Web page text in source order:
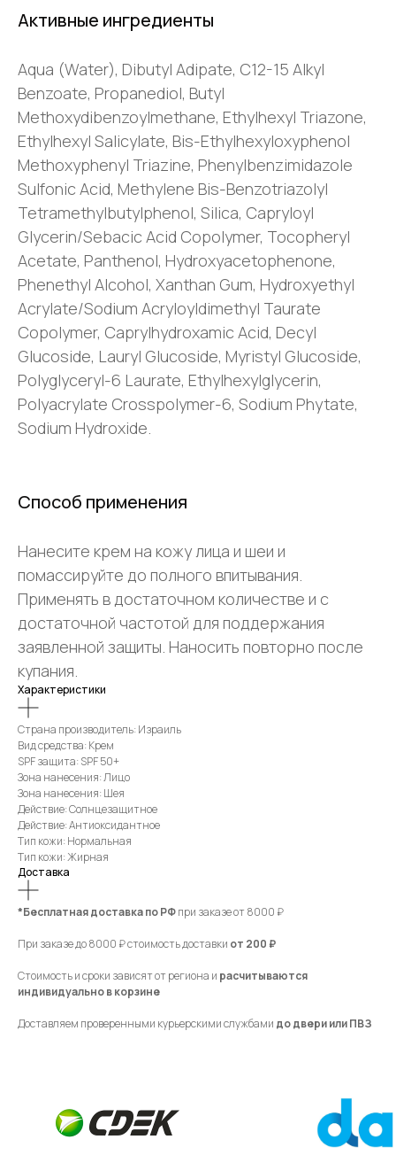
Активные ингредиенты
Aqua (Water), Dibutyl Adipate, C12-15 Alkyl
Benzoate, Propanediol, Butyl
Methoxydibenzoylmethane, Ethylhexyl Triazone,
Ethylhexyl Salicylate, Bis-Ethylhexyloxyphenol
Methoxyphenyl Triazine, Phenylbenzimidazole
Sulfonic Acid, Methylene Bis-Benzotriazolyl
Tetramethylbutylphenol, Silica, Capryloyl
Glycerin/Sebacic Acid Copolymer, Tocopheryl
Acetate, Panthenol, Hydroxyacetophenone,
Phenethyl Alcohol, Xanthan Gum, Hydroxyethyl
Acrylate/Sodium Acryloyldimethyl Taurate
Copolymer, Caprylhydroxamic Acid, Decyl
Glucoside, Lauryl Glucoside, Myristyl Glucoside,
Polyglyceryl-6 Laurate, Ethylhexylglycerin,
Polyacrylate Crosspolymer-6, Sodium Phytate,
Sodium Hydroxide.
Способ применения
Нанесите крем на кожу лица и шеи и
помассируйте до полного впитывания.
Применять в достаточном количестве и с
достаточной частотой для поддержания
заявленной защиты. Наносить повторно после
купания.
Характеристики
Страна производитель: Израиль
Вид средства: Крем
SPF защита: SPF 50+
Зона нанесения: Лицо
Зона нанесения: Шея
Действие: Солнцезащитное
Действие: Антиоксидантное
Тип кожи: Нормальная
Тип кожи: Жирная
Доставка
*Бесплатная доставка по РФпри заказе от 8000 ₽
При заказе до 8000 ₽ стоимость доставки от 200 ₽
Стоимость и сроки зависят от региона и расчитываются
индивидуально в корзине
Доставляем проверенными курьерскими службами до двери или ПВЗ